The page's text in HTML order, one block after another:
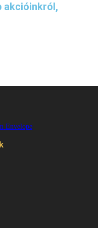
akcióinkról,
Envelope